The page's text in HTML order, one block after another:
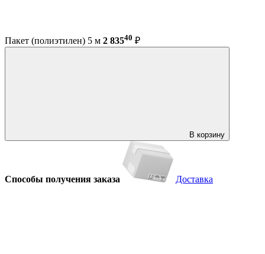
Пакет (полиэтилен) 5 м 2 83540 ₽
В корзину
Способы получения заказа Доставка